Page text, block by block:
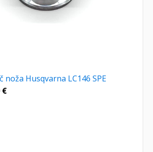
noža Husqvarna LC146 SPE
€